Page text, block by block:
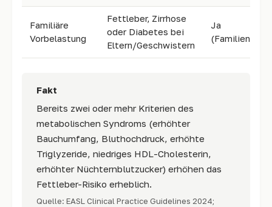
Familiäre
Vorbelastung
Fettleber, Zirrhose
oder Diabetes bei
Eltern/Geschwistern
Ja
Fakt
Bereits zwei oder mehr Kriterien des
metabolischen Syndroms (erhöhter
Bauchumfang, Bluthochdruck, erhöhte
Triglyzeride, niedriges HDL-Cholesterin,
erhöhter Nüchternblutzucker) erhöhen das
Fettleber-Risiko erheblich.
Quelle: EASL Clinical Practice Guidelines 2024;